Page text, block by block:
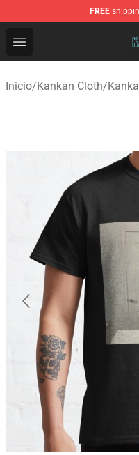
FREE
Open menu
Kankan Store -
Inicio/Kankan Cloth/